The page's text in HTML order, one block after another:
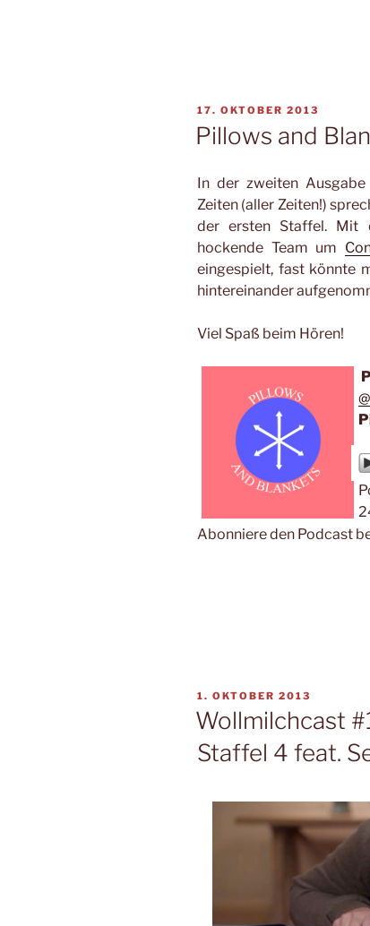
VERÖFFENTLICHT
AM
17. OKTOBER 2013
Pillows and
In der zweiten
Zeiten (aller Zeiten!)
der ersten Staffel. Mit
hockende Team um
eingespielt, fast könnte
hintereinander
Viel Spaß beim Hören!
Abonniere den Podcast
VERÖFFENTLICHT
AM
1. OKTOBER 2013
Wollmilchcast
Staffel 4 feat.